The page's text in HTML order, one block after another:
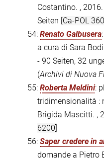
Costantino. ,
Seiten [Ca-POL
54: Renato Galbusera
a cura di Sara
- 90 Seiten, 32
(Archivi di Nuova
55: Roberta Meldini:
tridimensionalità :
Brigida Mascitti. ,
6200]
56: Saper credere in
domande a Pietro